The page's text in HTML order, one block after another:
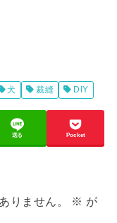
犬 裁縫 DIY
送る Pocket
りません。 ※ が